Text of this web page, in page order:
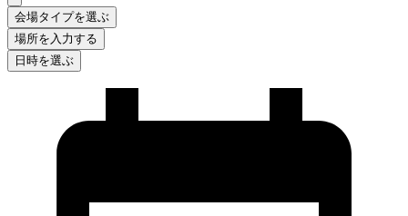
会場タイプを選ぶ
場所を入力する
日時を選ぶ